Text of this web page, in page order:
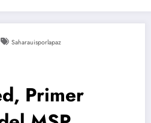
Saharauisporlapaz
Primer